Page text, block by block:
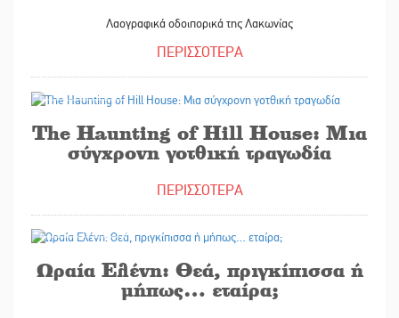
Λαογραφικά οδοιπορικά της Λακωνίας
ΠΕΡΙΣΣΟΤΕΡΑ
The Haunting of Hill House: Μια
σύγχρονη γοτθική τραγωδία
ΠΕΡΙΣΣΟΤΕΡΑ
Ωραία Ελένη: Θεά, πριγκίπισσα ή
μήπως… εταίρα;